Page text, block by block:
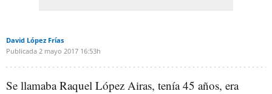
David López Frías
Publicada 2 mayo 2017 16:53h
Se llamaba Raquel López Airas, tenía 45 años, era